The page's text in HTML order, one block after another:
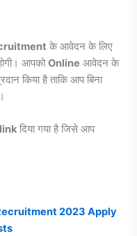
के आवेदन के लिए
आपकोOnline आवेदन के
किया है ताकि आप बिना
दिया गया है जिसे आप
2023 Apply